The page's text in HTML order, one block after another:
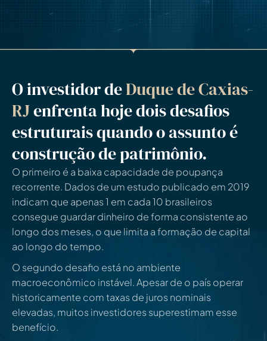
O investidor deDuque de Caxias-
RJenfrenta hoje dois desafios
estruturais quando o assunto é
construção de patrimônio.
O primeiro é a baixa capacidade de poupança
recorrente. Dados de um estudo publicado em 2019
indicam que apenas 1 em cada 10 brasileiros
consegue guardar dinheiro de forma consistente ao
longo dos meses, o que limita a formação de capital
ao longo do tempo.
O segundo desafio está no ambiente
macroeconômico instável. Apesar de o país operar
historicamente com taxas de juros nominais
elevadas, muitos investidores superestimam esse
benefício.